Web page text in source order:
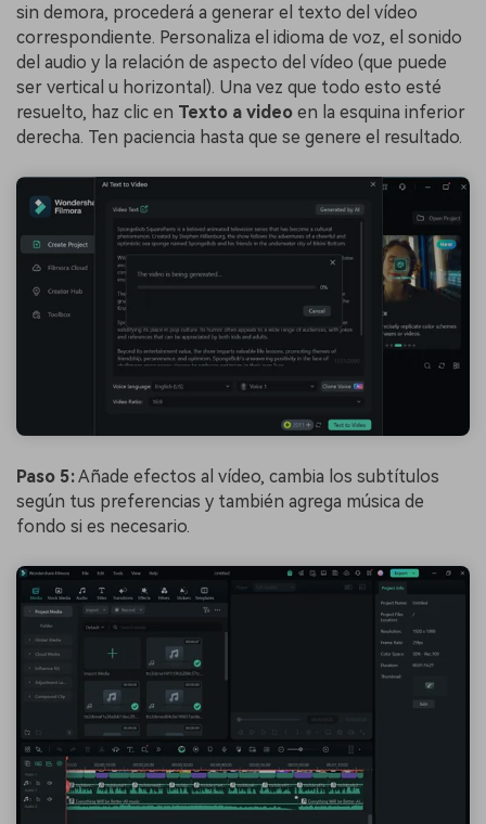
sin demora, procederá a generar el texto del vídeo
correspondiente. Personaliza el idioma de voz, el sonido
del audio y la relación de aspecto del vídeo (que puede
ser vertical u horizontal). Una vez que todo esto esté
resuelto, haz clic en Texto a video en la esquina inferior
derecha. Ten paciencia hasta que se genere el resultado.
Paso 5:Añade efectos al vídeo, cambia los subtítulos
según tus preferencias y también agrega música de
fondo si es necesario.